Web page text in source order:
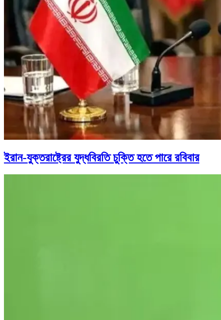
ইরান-যুক্তরাষ্ট্রের যুদ্ধবিরতি চুক্তি হতে পারে রবিবার